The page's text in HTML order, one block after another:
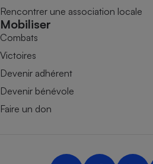
Rencontrer une association locale
Mobiliser
Combats
Victoires
Devenir adhérent
Devenir bénévole
Faire un don